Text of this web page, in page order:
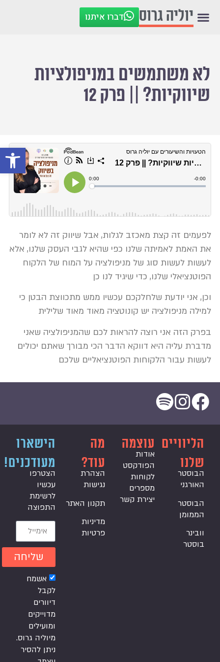
פתח
יוליה גרוס דברו איתנו
לא משתמשים במניפולציות
שיווקיות? || פרק 12
לפעמים זה קצת מאכזב לגלות, אבל שיווק זה לא לומר
את האמת לאמיתה שלנו כפי שהיא לגבי העסק שלנו, אלא
לעשות לעשות סוג של מניפולציה על המוח של הלקוח
הפוטנציאלי שלנו, כדי שיגיד לנו כן
וכן, אני יודעת שלחלקכם עכשיו ממש מתכווצת הבטן כי
למילה מניפולציה יש קונוטציה מאוד מאוד שלילית
בפרק הזה אני רוצה להראות לכם שהמניפולציה שאני
מדברת עליה היא דווקא הדבר הכי מבורך שאתם יכולים
לעשות עבור הלקוחות הפוטנציאליים שלכם
הליוויים
שלנו
הבוסטר
האורגני
הבוסטר
הממומן
וובינר
בוסטר
עוצמה
אודות
הפודקסט
לקוחות
מספרים
יצירת קשר
מה
עוד?
הצהרת
נגישות
תקנון האתר
מדיניות
פרטיות
הישארו
מעודכנים!
הצטרפו
עכשיו
לרשימת
התפוצה
אשמח
לקבל
דיוורים
מדוייקים
ומועילים
מיוליה גרוס.
ניתן להסיר
שליחה